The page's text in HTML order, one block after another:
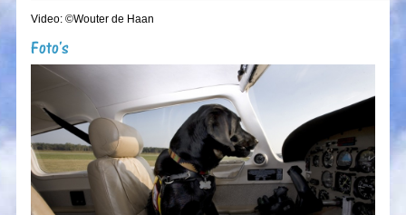
Video: ©Wouter de Haan
Foto's